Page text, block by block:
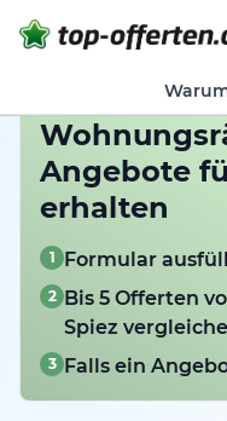
Angebote
erhalten
1 Formular
2 Bis 5 Offerten
Spiez
3 Falls ein